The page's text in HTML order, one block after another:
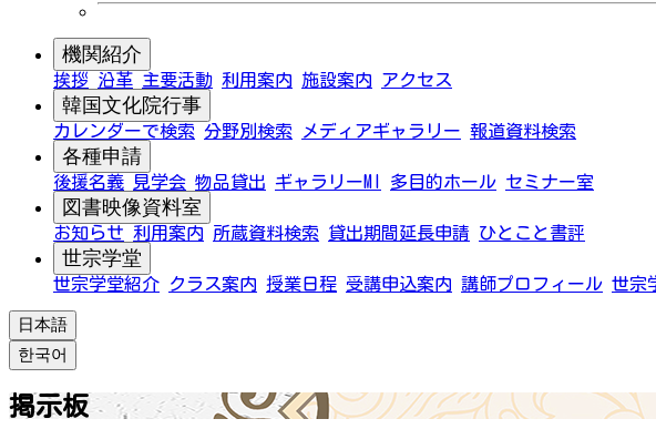
機関紹介
挨拶 沿革 主要活動 利用案内 施設案内 アクセス
韓国文化院行事
カレンダーで検索 分野別検索 メディアギャラリー 報道資料検索
各種申請
後援名義 見学会 物品貸出 ギャラリーMI 多目的ホール セミナー室
図書映像資料室
お知らせ 利用案内 所蔵資料検索 貸出期間延長申請 ひとこと書評
世宗学堂
世宗学堂紹介 クラス案内 授業日程 受講申込案内 講師プロフィール 世宗
日本語
한국어
掲示板